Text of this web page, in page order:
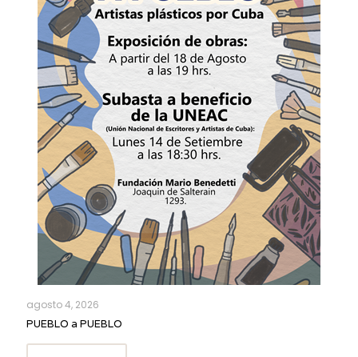
agosto 4, 2026
PUEBLO a PUEBLO